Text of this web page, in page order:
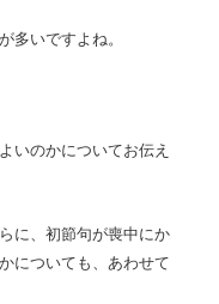
多いですよね。
いのかについてお伝え
に、初節句が喪中にか
についても、あわせて